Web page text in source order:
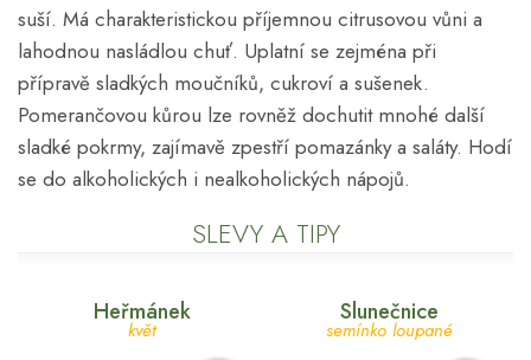
suší. Má charakteristickou příjemnou citrusovou vůni a
lahodnou nasládlou chuť. Uplatní se zejména při
přípravě sladkých moučníků, cukroví a sušenek.
Pomerančovou kůrou lze rovněž dochutit mnohé další
sladké pokrmy, zajímavě zpestří pomazánky a saláty. Hodí
se do alkoholických i nealkoholických nápojů.
SLEVY A TIPY
Heřmánek
květ
Slunečnice
semínko loupané